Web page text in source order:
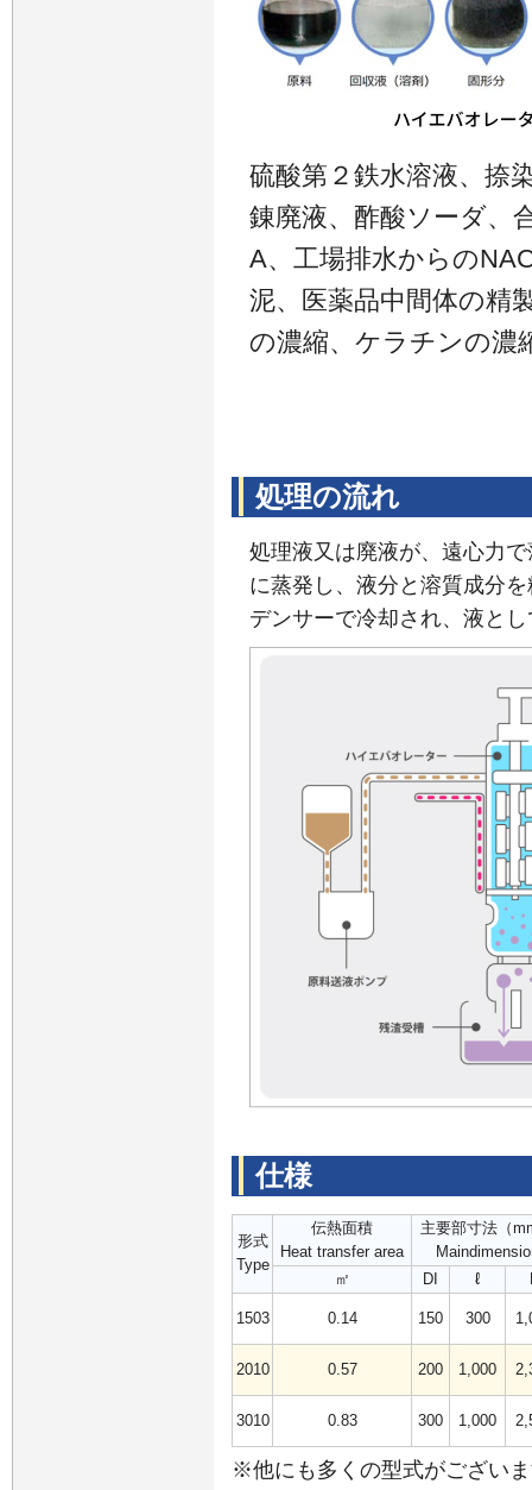
硫酸第２鉄水溶液、捺
錬廃液、酢酸ソーダ、
A、工場排水からの
泥、医薬品中間体の精
の濃縮、ケラチンの濃
処理の流れ
処理液又は廃液が、遠心力
に蒸発し、液分と溶質成分
デンサーで冷却され、液と
仕様
形式
Type
伝熱面積
Heat transfer area
主要部寸法（
㎡
DI ℓ
1503 0.14 150 300
2010 0.57 200 1,000
3010 0.83 300 1,000
※他にも多くの型式がござい